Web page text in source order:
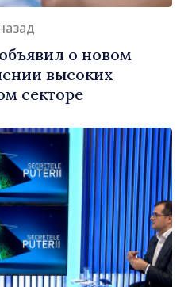
о новом
высоких
секторе